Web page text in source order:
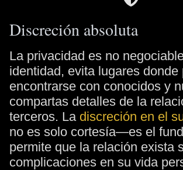
Discreción absoluta
La privacidad es no
identidad, evita lugares donde
encontrarse con conocidos y
compartas detalles de la
terceros. La discreción en el
no es solo cortesía—es el
permite que la relación exista
complicaciones en su vida